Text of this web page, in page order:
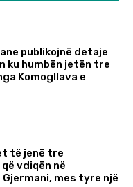
publikojnë detaje
ku humbën jetën tre
Komogllava e
të jenë tre
vdiqën në
mes tyre një